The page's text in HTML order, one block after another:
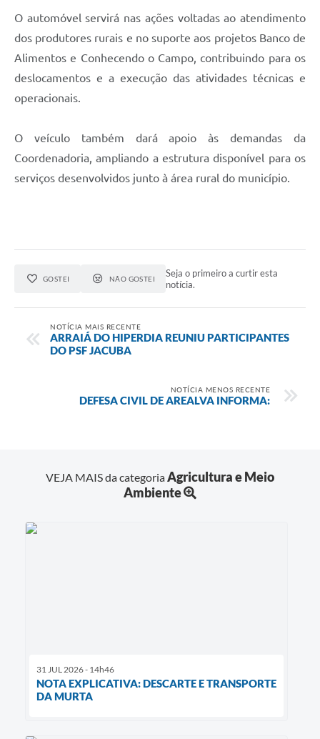
O automóvel servirá nas ações voltadas ao atendimento
dos produtores rurais e no suporte aos projetos Banco de
Alimentos e Conhecendo o Campo, contribuindo para os
deslocamentos e a execução das atividades técnicas e
operacionais.
O veículo também dará apoio às demandas da
Coordenadoria, ampliando a estrutura disponível para os
serviços desenvolvidos junto à área rural do município.
GOSTEI NÃO GOSTEI
Seja o primeiro a curtir esta
notícia.
NOTÍCIA MAIS RECENTE
ARRAIÁ DO HIPERDIA REUNIU PARTICIPANTES
DO PSF JACUBA
NOTÍCIA MENOS RECENTE
DEFESA CIVIL DE AREALVA INFORMA:
VEJA MAIS da categoriaAgricultura e Meio
Ambiente
31 JUL 2026 - 14h46
NOTA EXPLICATIVA: DESCARTE E TRANSPORTE
DA MURTA